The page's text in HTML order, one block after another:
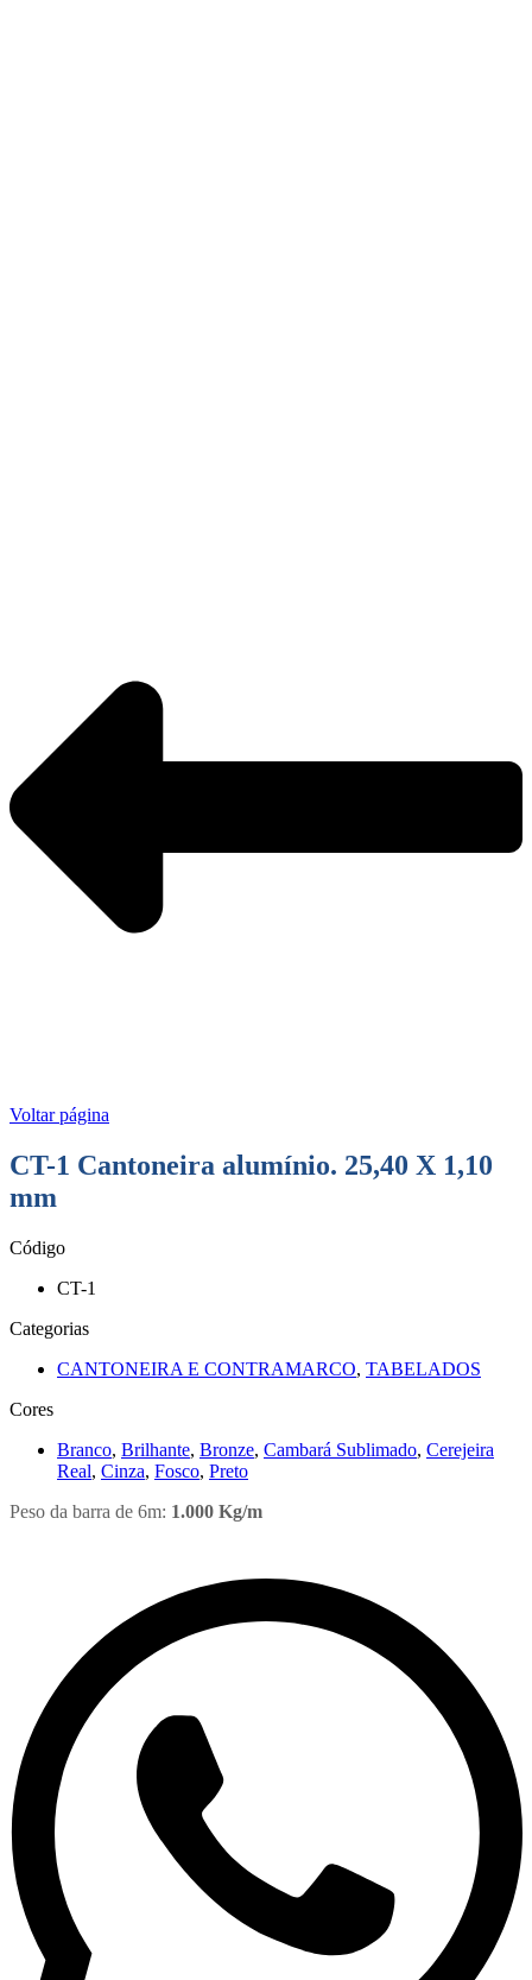
Voltar página
CT-1 Cantoneira alumínio. 25,40 X 1,10
mm
Código
CT-1
Categorias
CANTONEIRA E CONTRAMARCO, TABELADOS
Cores
Branco, Brilhante, Bronze, Cambará Sublimado, Cerejeira
Real, Cinza, Fosco, Preto
Peso da barra de 6m: 1.000 Kg/m